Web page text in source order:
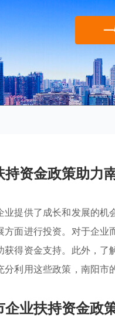
资金政策助力
业提供了成长和发展的
面进行投资。对于企业
得资金支持。此外，
利用这些政策，南阳
业扶持资金政